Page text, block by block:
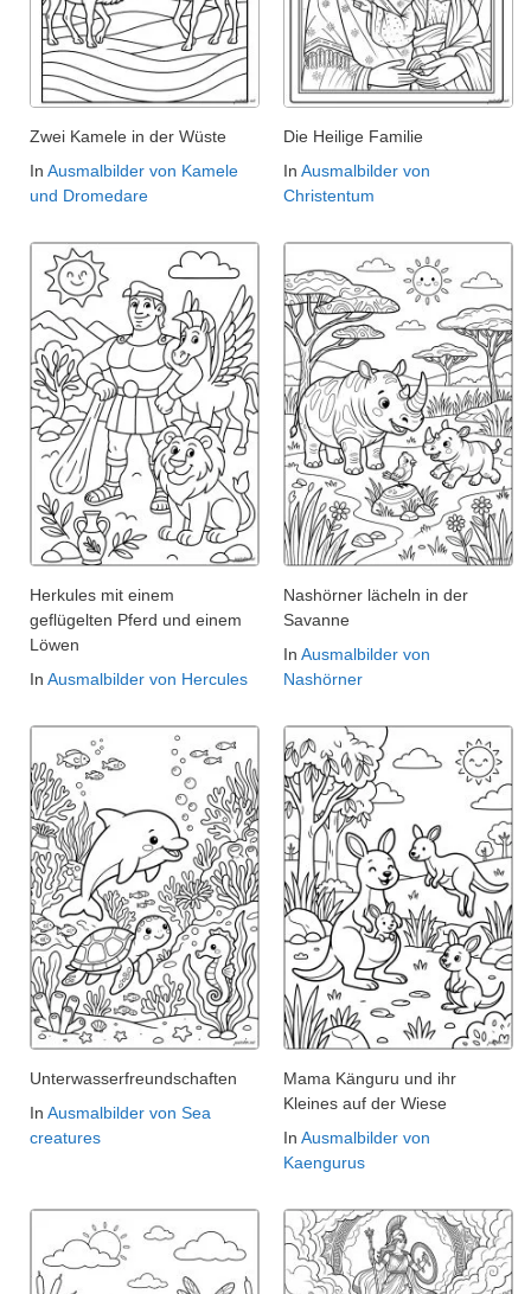
Zwei Kamele in der Wüste
In Ausmalbilder von Kamele
und Dromedare
Die Heilige Familie
In Ausmalbilder von
Christentum
Herkules mit einem
geflügelten Pferd und einem
Löwen
In Ausmalbilder von Hercules
Nashörner lächeln in der
Savanne
In Ausmalbilder von
Nashörner
Unterwasserfreundschaften
In Ausmalbilder von Sea
creatures
Mama Känguru und ihr
Kleines auf der Wiese
In Ausmalbilder von
Kaengurus